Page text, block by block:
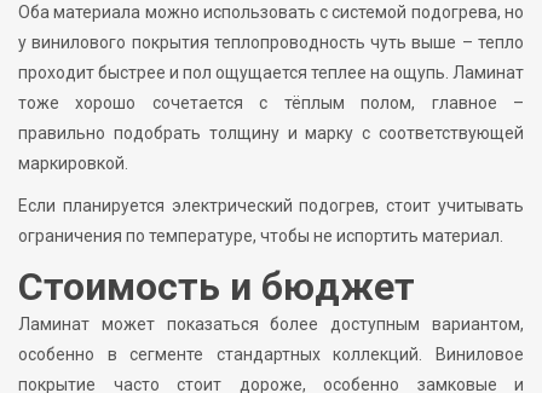
Оба материала можно использовать с системой подогрева, но
у винилового покрытия теплопроводность чуть выше – тепло
проходит быстрее и пол ощущается теплее на ощупь. Ламинат
тоже хорошо сочетается с тёплым полом, главное –
правильно подобрать толщину и марку с соответствующей
маркировкой.
Если планируется электрический подогрев, стоит учитывать
ограничения по температуре, чтобы не испортить материал.
Стоимость и бюджет
Ламинат может показаться более доступным вариантом,
особенно в сегменте стандартных коллекций. Виниловое
покрытие часто стоит дороже, особенно замковые и